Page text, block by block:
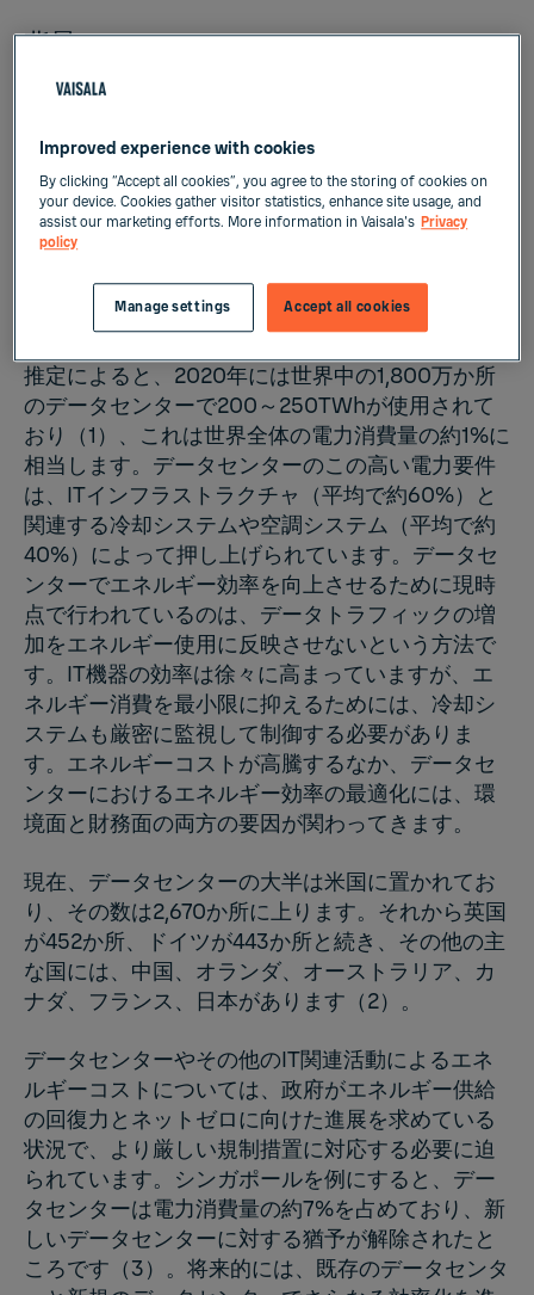
背景
は、憂慮すべき知らせを携えて帰国することとな
る貢献（NDC）の目標値を合計しても、地球温暖
化を産業革命前の水準から+1.5°Cまでに抑えるに
は不十分であるいうことです。そのため、国や組
織はネットゼロの目標を達成するための緊急策を
模索しています。
推定によると、2020年には世界中の1,800万か所
のデータセンターで200～250TWhが使用されて
おり（1）、これは世界全体の電力消費量の約1%に
相当します。データセンターのこの高い電力要件
は、ITインフラストラクチャ（平均で約60%）と
関連する冷却システムや空調システム（平均で約
40%）によって押し上げられています。データセ
ンターでエネルギー効率を向上させるために現時
点で行われているのは、データトラフィックの増
加をエネルギー使用に反映させないという方法で
す。IT機器の効率は徐々に高まっていますが、エ
ネルギー消費を最小限に抑えるためには、冷却シ
ステムも厳密に監視して制御する必要がありま
す。エネルギーコストが高騰するなか、データセ
ンターにおけるエネルギー効率の最適化には、環
境面と財務面の両方の要因が関わってきます。
現在、データセンターの大半は米国に置かれてお
り、その数は2,670か所に上ります。それから英国
が452か所、ドイツが443か所と続き、その他の主
な国には、中国、オランダ、オーストラリア、カ
ナダ、フランス、日本があります（2）。
データセンターやその他のIT関連活動によるエネ
ルギーコストについては、政府がエネルギー供給
の回復力とネットゼロに向けた進展を求めている
状況で、より厳しい規制措置に対応する必要に迫
られています。シンガポールを例にすると、デー
タセンターは電力消費量の約7%を占めており、新
しいデータセンターに対する猶予が解除されたと
ころです（3）。将来的には、既存のデータセンタ
Improved experience with cookies
By clicking “Accept all cookies”, you agree to the storing of cookies on
your device. Cookies gather visitor statistics, enhance site usage, and
assist our marketing efforts. More information in Vaisala's Privacy
policy
Accept all cookies
Manage settings